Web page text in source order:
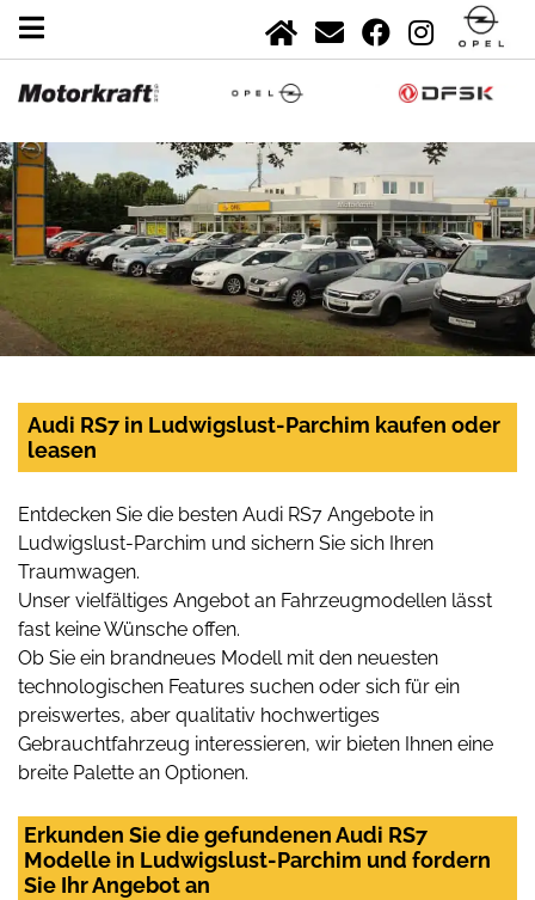
Audi RS7 in Ludwigslust-Parchim kaufen oder
leasen
Entdecken Sie die besten Audi RS7 Angebote in
Ludwigslust-Parchim und sichern Sie sich Ihren
Traumwagen.
Unser vielfältiges Angebot an Fahrzeugmodellen lässt
fast keine Wünsche offen.
Ob Sie ein brandneues Modell mit den neuesten
technologischen Features suchen oder sich für ein
preiswertes, aber qualitativ hochwertiges
Gebrauchtfahrzeug interessieren, wir bieten Ihnen eine
breite Palette an Optionen.
Erkunden Sie die gefundenen Audi RS7
Modelle in Ludwigslust-Parchim und fordern
Sie Ihr Angebot an